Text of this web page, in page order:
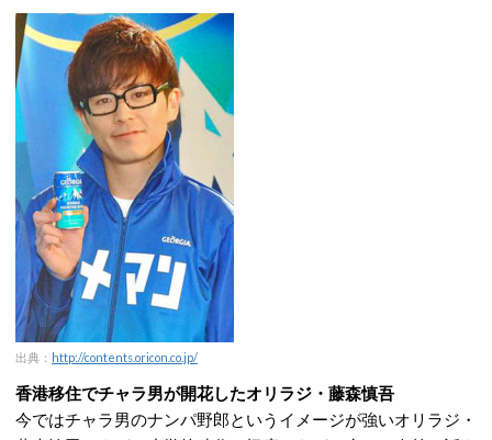
出典： http://contents.oricon.co.jp/
香港移住でチャラ男が開花したオリラジ・藤森慎吾
今ではチャラ男のナンパ野郎というイメージが強いオリラジ・